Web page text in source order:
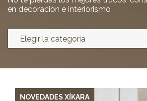
en decoración e interiorismo
NOVEDADES XÍKARA